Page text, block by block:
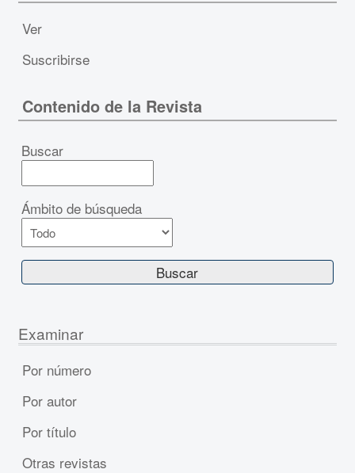
Ver
Suscribirse
Contenido de la Revista
Buscar
Ámbito de búsqueda
Examinar
Por número
Por autor
Por título
Otras revistas